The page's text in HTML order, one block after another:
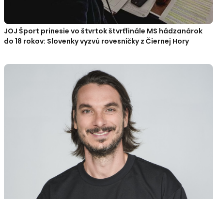
JOJ Šport prinesie vo štvrtok štvrťfinále MS hádzanárok
do 18 rokov: Slovenky vyzvú rovesníčky z Čiernej Hory